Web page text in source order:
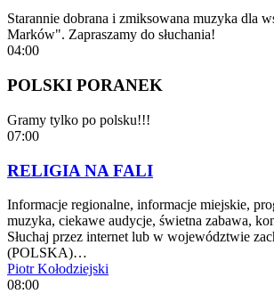
Starannie dobrana i zmiksowana muzyka dla
Marków". Zapraszamy do słuchania!
04:00
POLSKI PORANEK
Gramy tylko po polsku!!!
07:00
RELIGIA NA FALI
Informacje regionalne, informacje miejskie,
muzyka, ciekawe audycje, świetna zabawa,
Słuchaj przez internet lub w województwie
(POLSKA)…
Piotr Kołodziejski
08:00